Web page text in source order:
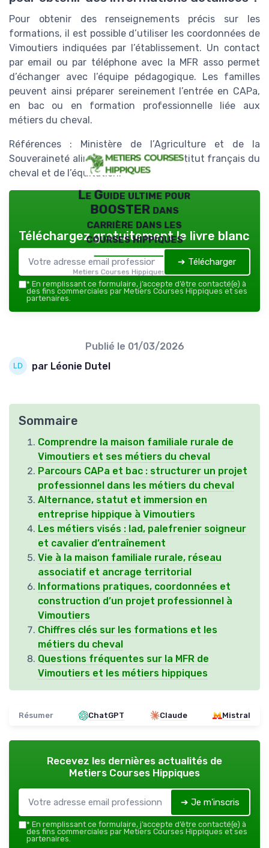
Pour obtenir des renseignements précis sur les
formations, il est possible d’utiliser les coordonnées de
Vimoutiers indiquées par l’établissement. Un contact
par email ou par téléphone avec la MFR asso permet
d’échanger avec l’équipe pédagogique. Les familles
peuvent ainsi préparer sereinement l’entrée en CAPa,
en bac ou en formation professionnelle liée aux
métiers du cheval.
Références : Ministère de l’Agriculture et de la
Souveraineté alimentaire ; Onisep ; Institut français du
cheval et de l’équitation.
Le Guide ultime pour
BOOSTER dans
carrière dans les
courses hippiques
Metiers Courses Hippiques — 2026
Téléchargez gratuitement le livre blanc
➔ Télécharger
* En remplissant ce formulaire, j’accepte d’être contacté(e) à
des fins commerciales par Metiers Courses Hippiques et ses
partenaires.
Publié le 01/03/2026
par Léonie Dutel
Sommaire
Comprendre la maison familiale rurale de
Vimoutiers et ses métiers du cheval
Parcours CAPa et bac : structurer un projet
professionnel dans les métiers du cheval
Alternance, statut et immersion en
entreprise hippique à Vimoutiers
Les métiers visés : lad, palefrenier soigneur
et cavalier d’entraînement
Vie à la maison familiale rurale, réseau
associatif et ancrage territorial
Informations pratiques, coordonnées et
construction d’un projet professionnel à
Vimoutiers
Chiffres clés sur les formations et les
métiers du cheval
Questions fréquentes sur la MFR de
Vimoutiers et les métiers hippiques
Résumer ChatGPT Claude Mistral
Recevez les dernières actualités de
Metiers Courses Hippiques
➔ Je m'inscris
* En remplissant ce formulaire, j’accepte d’être contacté(e) à
des fins commerciales par Metiers Courses Hippiques et ses
partenaires.